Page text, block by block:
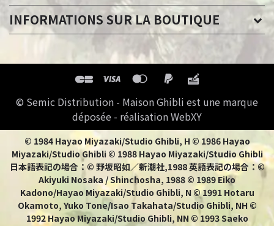
INFORMATIONS SUR LA BOUTIQUE
© Semic Distribution - Maison Ghibli est une marque
déposée - réalisation WebXY
© 1984 Hayao Miyazaki/Studio Ghibli, H © 1986 Hayao
Miyazaki/Studio Ghibli © 1988 Hayao Miyazaki/Studio Ghibli
日本語表記の場合：© 野坂昭如／新潮社,1988 英語表記の場合：©
Akiyuki Nosaka / Shinchosha, 1988 © 1989 Eiko
Kadono/Hayao Miyazaki/Studio Ghibli, N © 1991 Hotaru
Okamoto, Yuko Tone/Isao Takahata/Studio Ghibli, NH ©
1992 Hayao Miyazaki/Studio Ghibli, NN © 1993 Saeko